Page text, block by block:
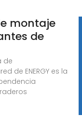
montaje
de
de
de ENERGY es la